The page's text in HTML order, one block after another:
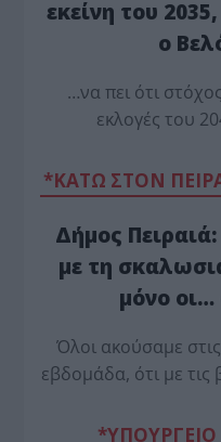
εκείνη του
ο
…να πει ότι
εκλογές του
*ΚΑΤΩ ΣΤΟΝ
Δήμος
με τη
μόνο
Όλοι ακούσαμε
εβδομάδα, ότι με τις